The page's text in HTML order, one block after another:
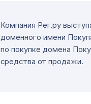
Компания Рег.ру
доменного имени
по покупке домена
средства от продажи.